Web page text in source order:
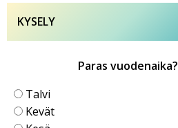
KYSELY
Paras vuodenaika?
Talvi
Kevät